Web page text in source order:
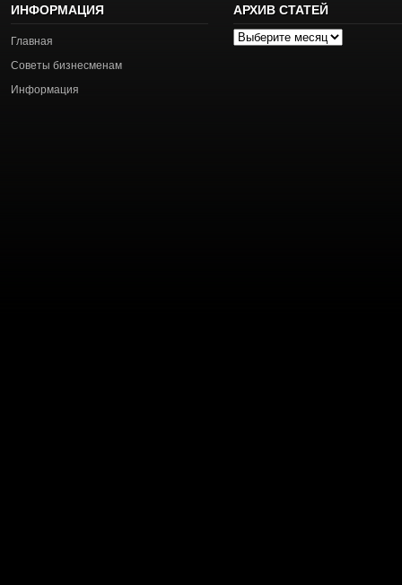
ИНФОРМАЦИЯ
Главная
Советы бизнесменам
Информация
АРХИВ СТАТЕЙ
Архив